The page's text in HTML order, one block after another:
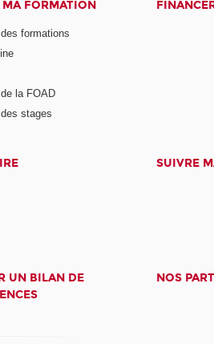
FORMATION
formations
la FOAD
stages
SUIVRE
UN BILAN DE
NOS